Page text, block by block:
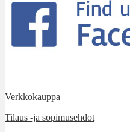
Verkkokauppa
Tilaus -ja sopimusehdot